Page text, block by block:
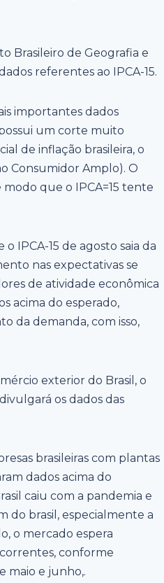
Brasileiro de Geografia e
referentes ao IPCA-15.
importantes dados
um corte muito
de inflação brasileira, o
Consumidor Amplo). O
que o IPCA=15 tente
IPCA-15 de agosto saia da
nas expectativas se
de atividade econômica
acima do esperado,
da demanda, com isso,
exterior do Brasil, o
os dados das
brasileiras com plantas
dados acima do
caiu com a pandemia e
do brasil, especialmente a
o mercado espera
conforme
maio e junho,.